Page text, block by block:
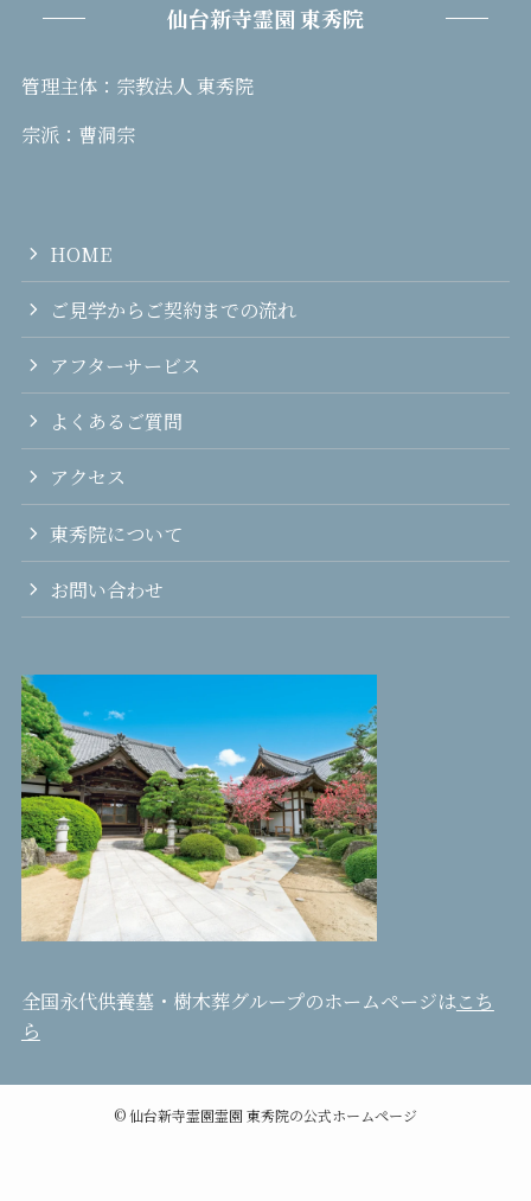
仙台新寺霊園 東秀院
管理主体：宗教法人 東秀院
宗派：曹洞宗
HOME
ご見学からご契約までの流れ
アフターサービス
よくあるご質問
アクセス
東秀院について
お問い合わせ
全国永代供養墓・樹木葬グループのホームページはこち
ら
©仙台新寺霊園霊園 東秀院の公式ホームページ